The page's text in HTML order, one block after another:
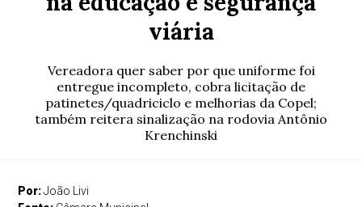
viária
Vereadora quer saber por que uniforme foi
entregue incompleto, cobra licitação de
patinetes/quadriciclo e melhorias da Copel;
também reitera sinalização na rodovia Antônio
Krenchinski
Por:João Livi